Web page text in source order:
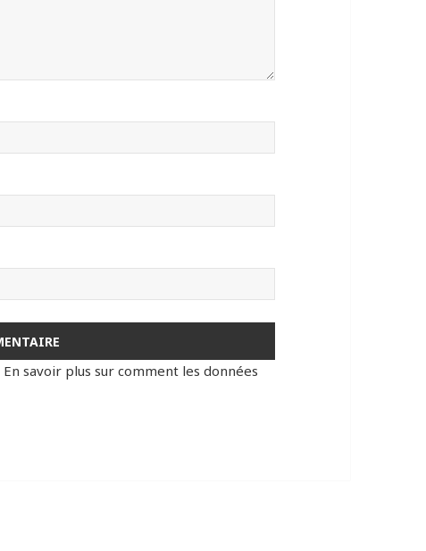
En savoir plus sur comment les données